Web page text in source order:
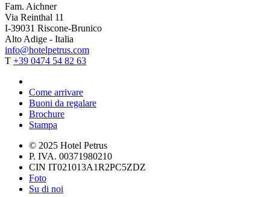
Fam. Aichner
Via Reinthal 11
I-39031 Riscone-Brunico
Alto Adige - Italia
info@hotelpetrus.com
T +39 0474 54 82 63
Come arrivare
Buoni da regalare
Brochure
Stampa
© 2025 Hotel Petrus
P. IVA. 00371980210
CIN IT021013A1R2PC5ZDZ
Foto
Su di noi